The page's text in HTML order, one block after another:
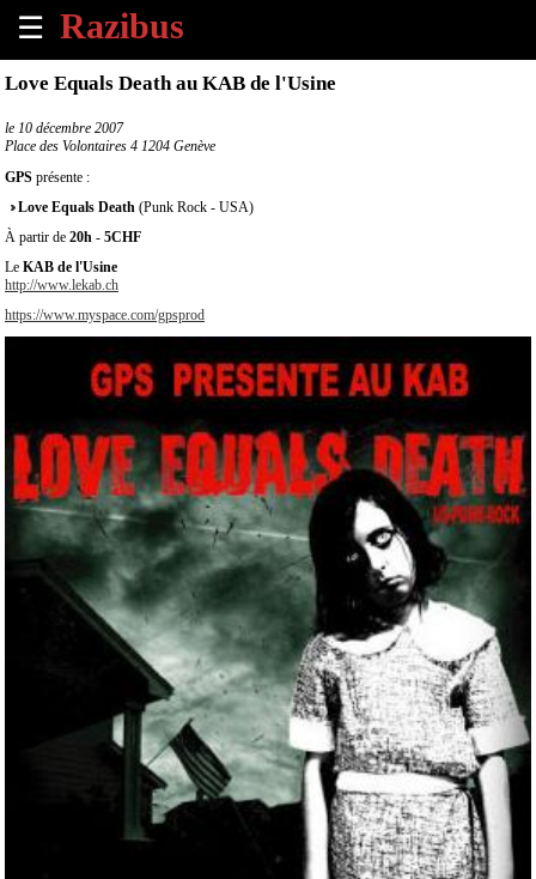
☰
×
Tous
évènements
à
venir
Annoncer
un
évènement
À
propos
Love Equals Death au KAB de l'Usine
le 10 décembre 2007
Place des Volontaires 4 1204 Genève
GPS présente :
Love Equals Death (Punk Rock - USA)
À partir de 20h - 5CHF
Le KAB de l'Usine
http://www.lekab.ch
https://www.myspace.com/gpsprod